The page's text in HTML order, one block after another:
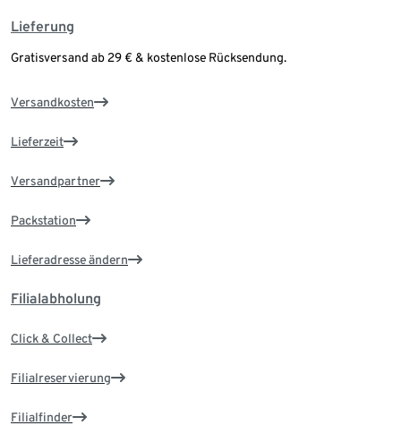
Lieferung
Gratisversand ab 29 € & kostenlose Rücksendung.
Versandkosten
Lieferzeit
Versandpartner
Packstation
Lieferadresse ändern
Filialabholung
Click & Collect
Filialreservierung
Filialfinder